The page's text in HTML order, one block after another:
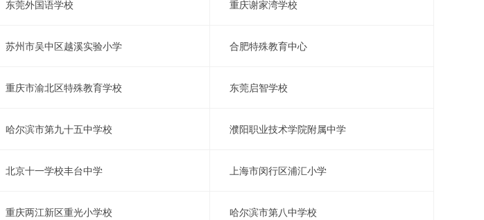
东莞外国语学校 重庆谢家湾学校
苏州市吴中区越溪实验小学 合肥特殊教育中心
重庆市渝北区特殊教育学校 东莞启智学校
哈尔滨市第九十五中学校 濮阳职业技术学院附属中学
北京十一学校丰台中学 上海市闵行区浦汇小学
重庆两江新区重光小学校 哈尔滨市第八中学校